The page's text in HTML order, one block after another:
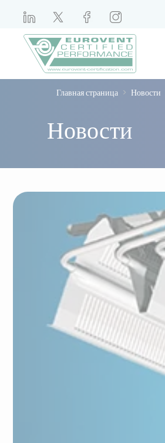
Главная страница Новости
Новости